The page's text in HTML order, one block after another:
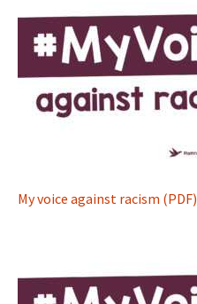
My voice against racism (PDF)